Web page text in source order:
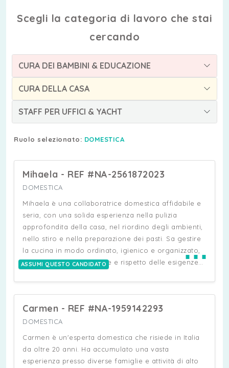
Scegli la categoria di lavoro che stai
cercando
CURA DEI BAMBINI & EDUCAZIONE
CURA DELLA CASA
STAFF PER UFFICI & YACHT
Ruolo selezionato: DOMESTICA
Mihaela - REF #NA-2561872023
DOMESTICA
Mihaela è una collaboratrice domestica affidabile e
seria, con una solida esperienza nella pulizia
approfondita della casa, nel riordino degli ambienti,
nello stiro e nella preparazione dei pasti. Sa gestire
la cucina in modo ordinato, igienico e organizzato,
lavorando con precisione e rispetto delle esigenze
ASSUMI QUESTO CANDIDATO ⋯
Carmen - REF #NA-1959142293
DOMESTICA
Carmen è un'esperta domestica che risiede in Italia
da oltre 20 anni. Ha accumulato una vasta
esperienza presso diverse famiglie e attività di alto